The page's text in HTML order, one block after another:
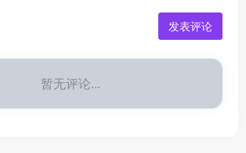
发表评论
暂无评论...